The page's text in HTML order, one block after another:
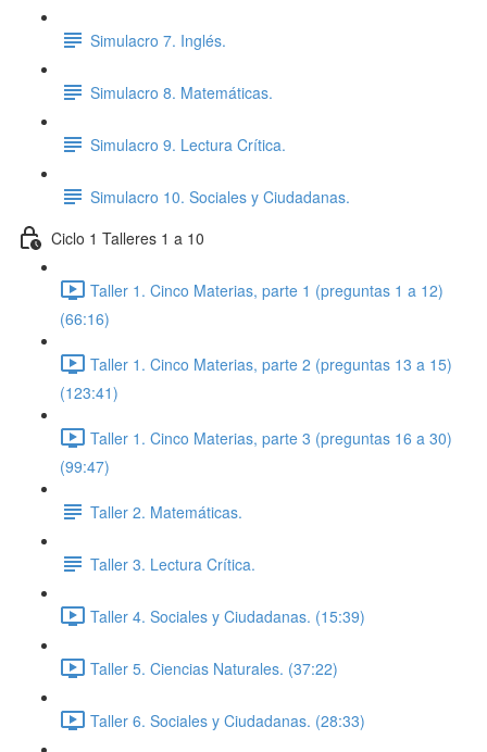
Simulacro 7. Inglés.
Simulacro 8. Matemáticas.
Simulacro 9. Lectura Crítica.
Simulacro 10. Sociales y Ciudadanas.
Ciclo 1 Talleres 1 a 10
Taller 1. Cinco Materias, parte 1 (preguntas 1 a 12)
(66:16)
Taller 1. Cinco Materias, parte 2 (preguntas 13 a 15)
(123:41)
Taller 1. Cinco Materias, parte 3 (preguntas 16 a 30)
(99:47)
Taller 2. Matemáticas.
Taller 3. Lectura Crítica.
Taller 4. Sociales y Ciudadanas. (15:39)
Taller 5. Ciencias Naturales. (37:22)
Taller 6. Sociales y Ciudadanas. (28:33)